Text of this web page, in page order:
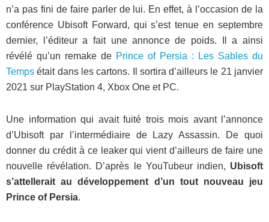
n’a pas fini de faire parler de lui. En effet, à l’occasion de la
conférence Ubisoft Forward, qui s’est tenue en septembre
dernier, l’éditeur a fait une annonce de poids. Il a ainsi
révélé qu’un remake de Prince of Persia : Les Sables du
Temps était dans les cartons. Il sortira d’ailleurs le 21 janvier
2021 sur PlayStation 4, Xbox One et PC.
Une information qui avait fuité trois mois avant l’annonce
d’Ubisoft par l’intermédiaire de Lazy Assassin. De quoi
donner du crédit à ce leaker qui vient d’ailleurs de faire une
nouvelle révélation. D’après le YouTubeur indien, Ubisoft
s’attellerait au développement d’un tout nouveau jeu
Prince of Persia.